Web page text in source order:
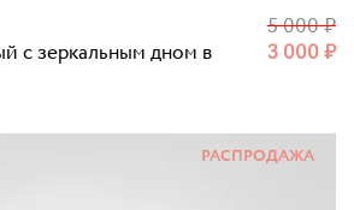
с зеркальным дном в
3 000₽
5 000₽
РАСПРОДАЖА